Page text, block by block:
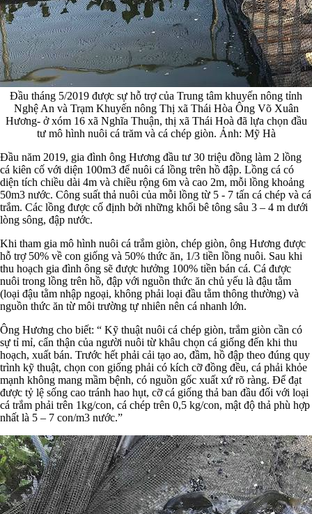
Đầu tháng 5/2019 được sự hỗ trợ của Trung tâm khuyến nông tỉnh
Nghệ An và Trạm Khuyến nông Thị xã Thái Hòa Ông Võ Xuân
Hương- ở xóm 16 xã Nghĩa Thuận, thị xã Thái Hoà đã lựa chọn đầu
tư mô hình nuôi cá trăm và cá chép giòn. Ảnh: Mỹ Hà
Đầu năm 2019, gia đình ông Hương đầu tư 30 triệu đồng làm 2 lồng
cá kiên cố với diện 100m3 để nuôi cá lồng trên hồ đập. Lồng cá có
diện tích chiều dài 4m và chiều rộng 6m và cao 2m, mỗi lồng khoảng
50m3 nước. Công suất thả nuôi của mỗi lồng từ 5 - 7 tấn cá chép và cá
trắm. Các lồng được cố định bởi những khối bê tông sâu 3 – 4 m dưới
lòng sông, đập nước.
Khi tham gia mô hình nuôi cá trắm giòn, chép giòn, ông Hương được
hỗ trợ 50% về con giống và 50% thức ăn, 1/3 tiền lồng nuôi. Sau khi
thu hoạch gia đình ông sẽ được hưởng 100% tiền bán cá. Cá được
nuôi trong lồng trên hồ, đập với nguồn thức ăn chủ yếu là đậu tằm
(loại đậu tằm nhập ngoại, không phải loại đầu tằm thông thường) và
nguồn thức ăn từ môi trường tự nhiên nên cá nhanh lớn.
Ông Hương cho biết: “ Kỹ thuật nuôi cá chép giòn, trắm giòn cần có
sự tỉ mỉ, cẩn thận của người nuôi từ khâu chọn cá giống đến khi thu
hoạch, xuất bán. Trước hết phải cải tạo ao, đầm, hồ đập theo đúng quy
trình kỹ thuật, chọn con giống phải có kích cỡ đồng đều, cá phải khỏe
mạnh không mang mầm bệnh, có nguồn gốc xuất xứ rõ ràng. Để đạt
được tỷ lệ sống cao tránh hao hụt, cỡ cá giống thả ban đầu đối với loại
cá trắm phải trên 1kg/con, cá chép trên 0,5 kg/con, mật độ thả phù hợp
nhất là 5 – 7 con/m3 nước.”